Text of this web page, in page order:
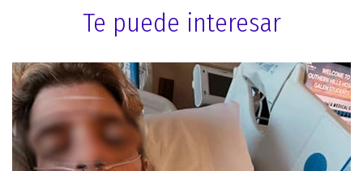
Te puede interesar